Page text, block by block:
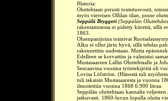
Historia:
Oluttehtaan perusti toimitusvouti,
myös viereisen Ollilan tilan, jonne
Seppälä Bryggeri (Seppälän
rakentamisessa ei pidetty kiirettä, sillä
1863.
Oluenpanijoina toimivat
Alku ei ollut järin hyvä, sillä tehdas
rakennettiin uudestaan. Mutta
Edelleen se korvattiin ja valmistui
Mustasaareen Lallin Oluttehtaalle ja
Seuraavina vuosina työntekijöitä oli
Lovisa Löfström. (Hänestä tuli
tuli takaisin Mustasaaresta ja vuonna
ilmoitettiin vuonna 1868 6.900 litraa.
Seppälän oluttehtaan kannalta
jatkuvasti. 1860-luvun lopulla olutta